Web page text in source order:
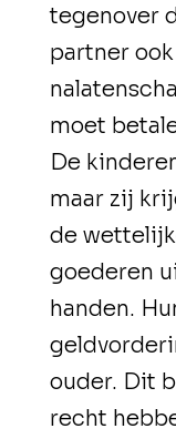
tegenover
partner
moet
De
maar zij
de
goederen
handen.
ouder. Dit
recht